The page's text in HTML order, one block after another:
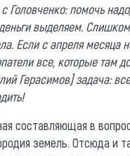
Головченко: помочь
выделяем.
Если с апреля месяца
все, которые там
Герасимов] задача:
составляющая в
земель. Отсюда и